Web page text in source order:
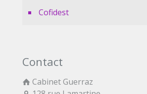
Cofidest
Contact
Cabinet Guerraz